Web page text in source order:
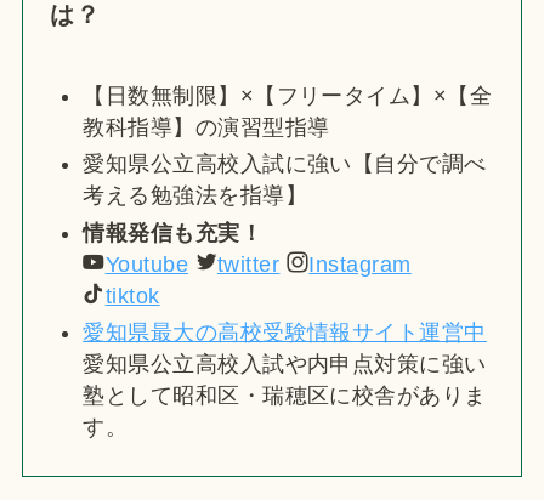
は？
【日数無制限】×【フリータイム】×【全
教科指導】の演習型指導
愛知県公立高校入試に強い【自分で調べ
考える勉強法を指導】
情報発信も充実！
Youtube
twitter
Instagram
tiktok
愛知県最大の高校受験情報サイト運営中
愛知県公立高校入試や内申点対策に強い
塾として昭和区・瑞穂区に校舎がありま
す。